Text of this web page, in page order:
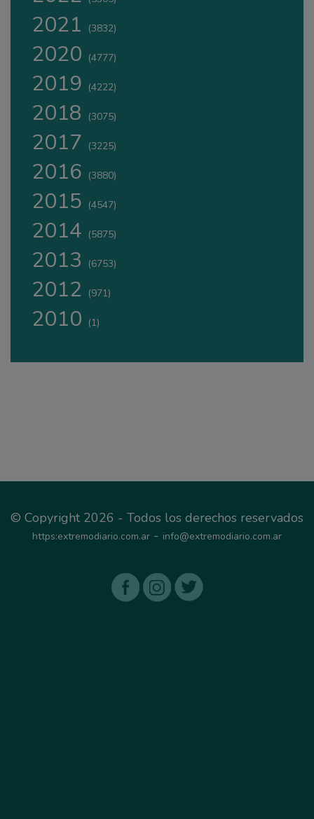
2021 (3832)
2020 (4777)
2019 (4222)
2018 (3075)
2017 (3225)
2016 (3880)
2015 (4547)
2014 (5875)
2013 (6753)
2012 (971)
2010 (1)
© Copyright 2026 - Todos los derechos reservados
https:extremodiario.com.ar - info@extremodiario.com.ar